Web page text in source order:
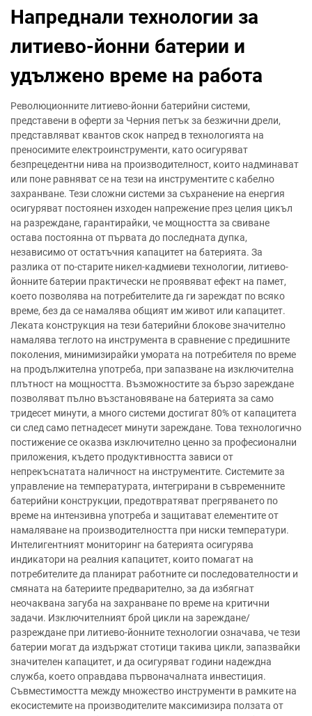
Напреднали технологии за
литиево-йонни батерии и
удължено време на работа
Революционните литиево-йонни батерийни системи,
представени в оферти за Черния петък за безжични дрели,
представляват квантов скок напред в технологията на
преносимите електроинструменти, като осигуряват
безпрецедентни нива на производителност, които надминават
или поне равняват се на тези на инструментите с кабелно
захранване. Тези сложни системи за съхранение на енергия
осигуряват постоянен изходен напрежение през целия цикъл
на разреждане, гарантирайки, че мощността за свиване
остава постоянна от първата до последната дупка,
независимо от остатъчния капацитет на батерията. За
разлика от по-старите никел-кадмиеви технологии, литиево-
йонните батерии практически не проявяват ефект на памет,
което позволява на потребителите да ги зареждат по всяко
време, без да се намалява общият им живот или капацитет.
Леката конструкция на тези батерийни блокове значително
намалява теглото на инструмента в сравнение с предишните
поколения, минимизирайки умората на потребителя по време
на продължителна употреба, при запазване на изключителна
плътност на мощността. Възможностите за бързо зареждане
позволяват пълно възстановяване на батерията за само
тридесет минути, а много системи достигат 80% от капацитета
си след само петнадесет минути зареждане. Това технологично
постижение се оказва изключително ценно за професионални
приложения, където продуктивността зависи от
непрекъснатата наличност на инструментите. Системите за
управление на температурата, интегрирани в съвременните
батерийни конструкции, предотвратяват прегряването по
време на интензивна употреба и защитават елементите от
намаляване на производителността при ниски температури.
Интелигентният мониторинг на батерията осигурява
индикатори на реалния капацитет, които помагат на
потребителите да планират работните си последователности и
смяната на батериите предварително, за да избягнат
неочаквана загуба на захранване по време на критични
задачи. Изключителният брой цикли на зареждане/
разреждане при литиево-йонните технологии означава, че тези
батерии могат да издържат стотици такива цикли, запазвайки
значителен капацитет, и да осигуряват години надеждна
служба, което оправдава първоначалната инвестиция.
Съвместимостта между множество инструменти в рамките на
екосистемите на производителите максимизира ползата от